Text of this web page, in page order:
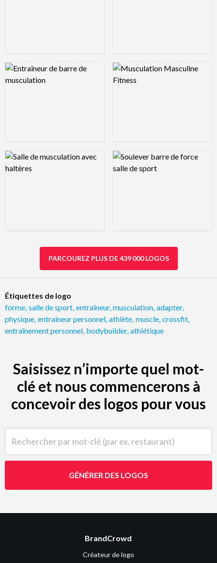
Logo Preview Image Logo Preview Image
Logo Preview Image Logo Preview Image
PARCOUREZ PLUS DE 439 000 LOGOS
Étiquettes de logo
forme salle de sport entraîneur, musculation adapter,
physique entraîneur personnel athlète muscle crossfit
entraînement personnel bodybuilder, athlétique
Saisissez n’importe quel mot-
clé et nous commencerons à
concevoir des logos pour vous
GÉNÉRER DES LOGOS
BrandCrowd
Créateur de logo